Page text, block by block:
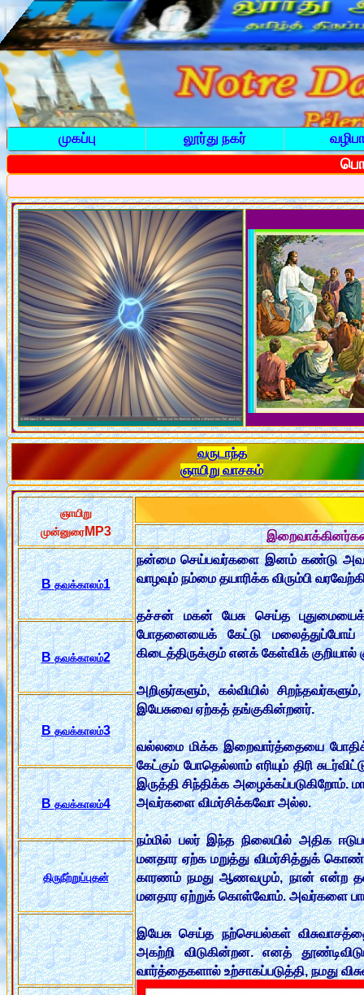
முகப்பு லூர்து நகர்
வருடாந்த
ஞாயிறு வாசகம்
ஞாயிறு
முன்னுரைMP3
Bதவக்காலம்1
நன்மை செய்பவர்களை இனம் கண்டு
வாழவும் நம்மை தயாரிக்க விரும்பி
தச்சன் மகன் யேசு செய்த
போதனையைக் கேட்டு மலைத்துப்போய்
கிடைத்திருக்கும் எனக் கேள்விக் குறியால்
அறிஞர்களும், கல்வியில்
இயேசுவை ஏற்கத் தங்குகின்றனர்.
வல்லமை மிக்க இறைவார்த்தையை
கேட்கும் போதெல்லாம் எரியும் திரி
இருத்தி சிந்திக்க
அவர்களை விமர்சிக்கவோ அல்ல.
நம்மில் பலர் இந்த நிலையில் அதிக
மனதார ஏற்க மறுத்து விமர்சித்துக்
காரணம் நமது ஆணவமும், நான் என்ற
மனதார ஏற்றுக் கொள்வோம். அவர்களை
இயேசு செய்த நற்செயல்கள்
அகற்றி விடுகின்றன. எனத்
வார்த்தைகளால் உற்சாகப்படுத்தி, நமது
Bதவக்காலம்2
Bதவக்காலம்3
Bதவக்காலம்4
திருநீற்றுப்புதன்